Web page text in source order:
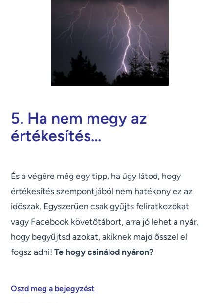
5. Ha nem megy az
értékesítés...
És a végére még egy tipp, ha úgy látod, hogy
értékesítés szempontjából nem hatékony ez az
időszak. Egyszerűen csak gyűjts feliratkozókat
vagy Facebook követőtábort, arra jó lehet a nyár,
hogy begyűjtsd azokat, akiknek majd ősszel el
fogsz adni!Te hogy csinálod nyáron?
Oszd meg a bejegyzést